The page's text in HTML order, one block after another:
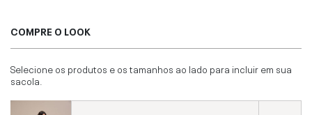
COMPRE O LOOK
Selecione os produtos e os tamanhos ao lado para incluir em sua
sacola.